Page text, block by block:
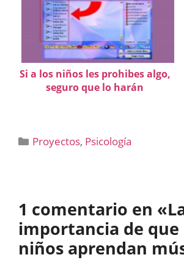
Si a los niños les prohibes algo,
seguro que lo harán
Categorías
Proyectos, Psicología
1 comentario en
importancia de que
niños aprendan